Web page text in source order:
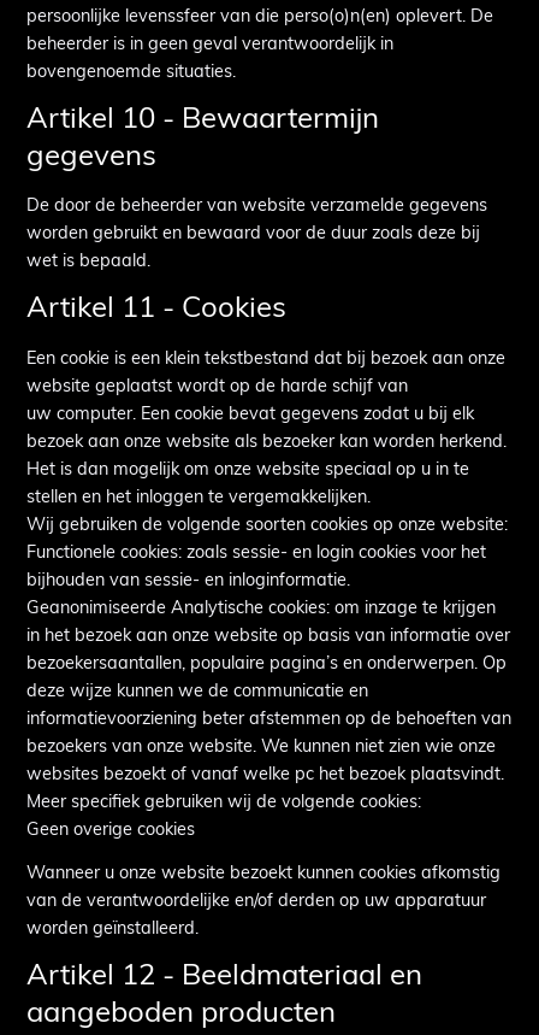
persoonlijke levenssfeer van die perso(o)n(en) oplevert. De
beheerder is in geen geval verantwoordelijk in
bovengenoemde situaties.
Artikel 10 - Bewaartermijn
gegevens
De door de beheerder van website verzamelde gegevens
worden gebruikt en bewaard voor de duur zoals deze bij
wet is bepaald.
Artikel 11 - Cookies
Een cookie is een klein tekstbestand dat bij bezoek aan onze
website geplaatst wordt op de harde schijf van
uw computer. Een cookie bevat gegevens zodat u bij elk
bezoek aan onze website als bezoeker kan worden herkend.
Het is dan mogelijk om onze website speciaal op u in te
stellen en het inloggen te vergemakkelijken.
Wij gebruiken de volgende soorten cookies op onze website:
Functionele cookies: zoals sessie- en login cookies voor het
bijhouden van sessie- en inloginformatie.
Geanonimiseerde Analytische cookies: om inzage te krijgen
in het bezoek aan onze website op basis van informatie over
bezoekersaantallen, populaire pagina’s en onderwerpen. Op
deze wijze kunnen we de communicatie en
informatievoorziening beter afstemmen op de behoeften van
bezoekers van onze website. We kunnen niet zien wie onze
websites bezoekt of vanaf welke pc het bezoek plaatsvindt.
Meer specifiek gebruiken wij de volgende cookies:
Geen overige cookies
Wanneer u onze website bezoekt kunnen cookies afkomstig
van de verantwoordelijke en/of derden op uw apparatuur
worden geïnstalleerd.
Artikel 12 - Beeldmateriaal en
aangeboden producten